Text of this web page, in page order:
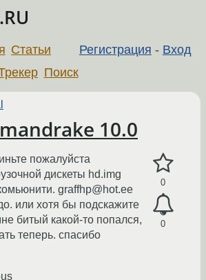
Регистрация - Вход
Статьи
Поиск
10.0
0
0
пожалуйста
дискеты hd.img
graffhp@hot.ee
или хотя бы подскажите
битый какой-то попался,
теперь. спасибо